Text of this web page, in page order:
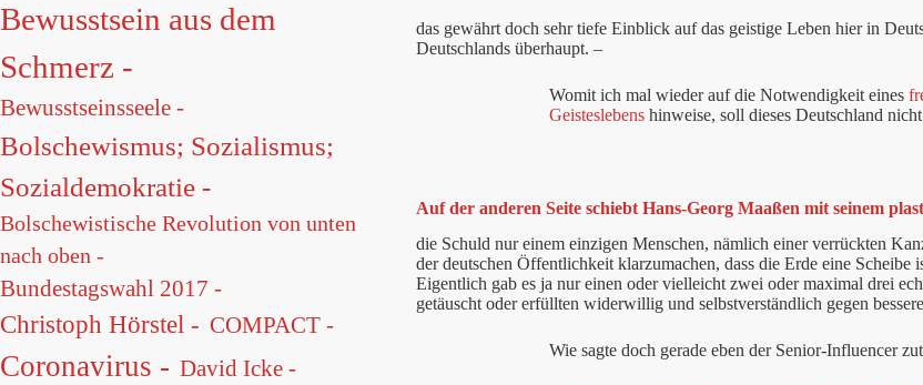
das gewährt doch sehr tiefe Einblick auf das geistige Leben hier in
Deutschlands überhaupt. –
Womit ich mal wieder auf die Notwendigkeit eines
Geisteslebens hinweise, soll dieses Deutschland
Auf der anderen Seite schiebt Hans-Georg Maaßen mit seinem
die Schuld nur einem einzigen Menschen, nämlich einer verrückten
der deutschen Öffentlichkeit klarzumachen, dass die Erde eine
Eigentlich gab es ja nur einen oder vielleicht zwei oder maximal drei
getäuscht oder erfüllten widerwillig und selbstverständlich gegen
Wie sagte doch gerade eben der Senior-Influencer
Bewusstsein aus dem
Schmerz -
Bewusstseinsseele -
Bolschewismus; Sozialismus;
Sozialdemokratie -
Bolschewistische Revolution von unten
nach oben -
Bundestagswahl 2017 -
Christoph Hörstel - COMPACT -
Coronavirus - David Icke -